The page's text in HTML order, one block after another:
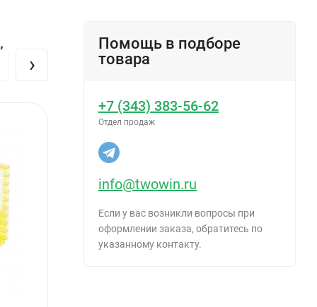
›
Помощь в подборе
товара
+7 (343) 383-56-62
Отдел продаж
info@twowin.ru
Если у вас возникли вопросы при
оформлении заказа, обратитесь по
указанному контакту.